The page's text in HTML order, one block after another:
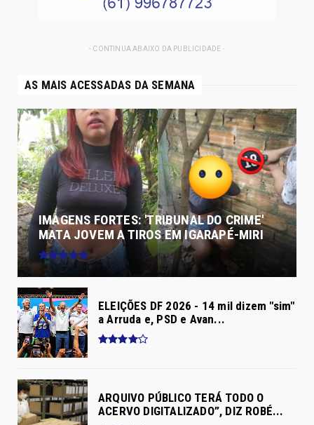
- CONTINUA ABAIXO DA PUBLICIDADE -
AS MAIS ACESSADAS DA SEMANA
IMAGENS FORTES: 'TRIBUNAL DO CRIME'
MATA JOVEM A TIROS EM IGARAPÉ-MIRI
ELEIÇÕES DF 2026 - 14 mil dizem "sim"
a Arruda e, PSD e Avan...
ARQUIVO PÚBLICO TERÁ TODO O
ACERVO DIGITALIZADO”, DIZ ROBÉ...